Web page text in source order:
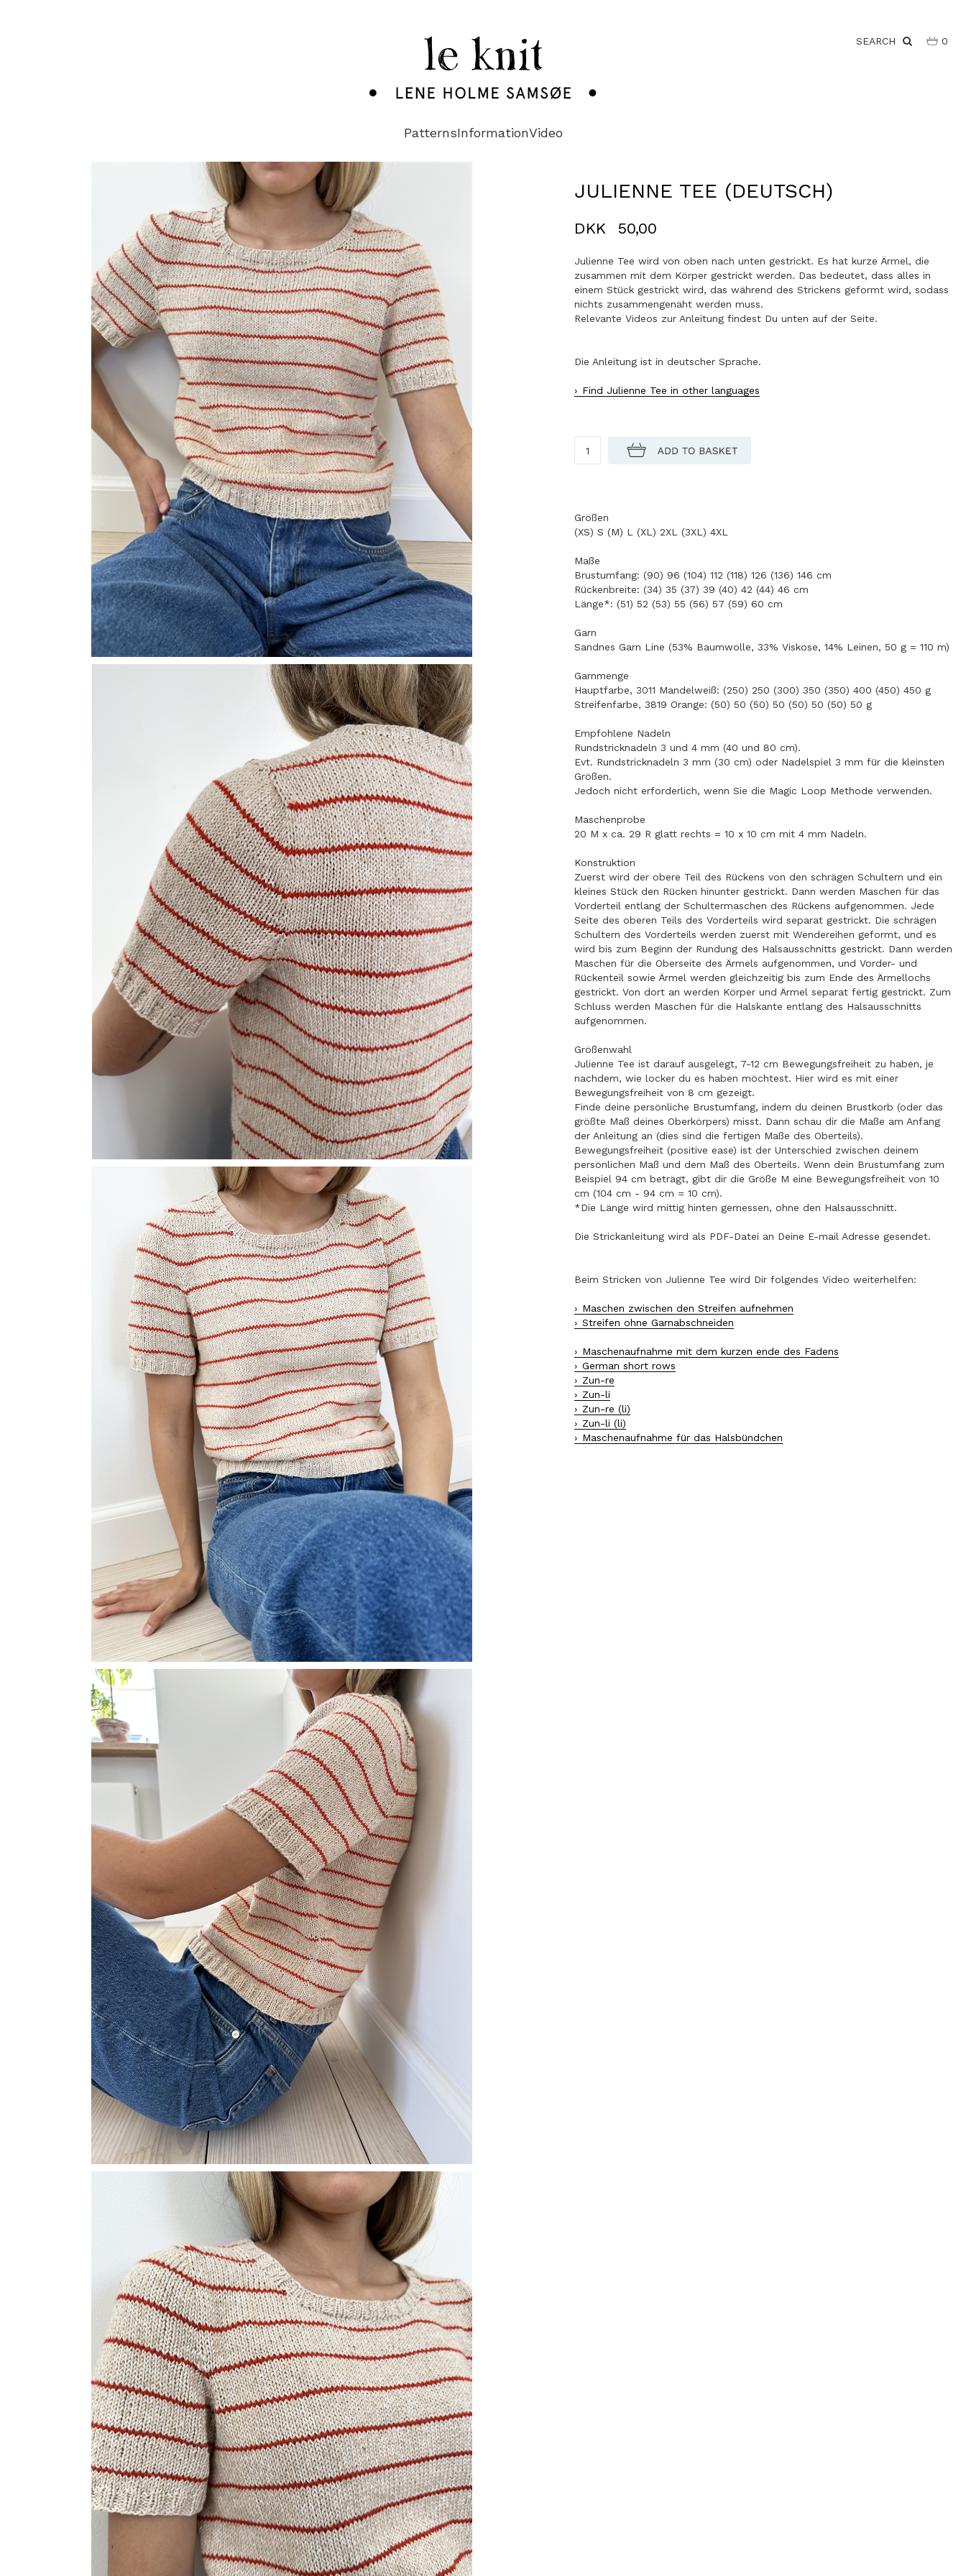
SEARCH 0
PatternsInformationVideo
JULIENNE TEE (DEUTSCH)
DKK 50,00
Julienne Tee wird von oben nach unten gestrickt. Es hat kurze Ärmel, die
zusammen mit dem Körper gestrickt werden. Das bedeutet, dass alles in
einem Stück gestrickt wird, das während des Strickens geformt wird, sodass
nichts zusammengenäht werden muss.
Relevante Videos zur Anleitung findest Du unten auf der Seite.
Die Anleitung ist in deutscher Sprache.
Find Julienne Tee in other languages
Größen
(XS) S (M) L (XL) 2XL (3XL) 4XL
Maße
Brustumfang: (90) 96 (104) 112 (118) 126 (136) 146 cm
Rückenbreite: (34) 35 (37) 39 (40) 42 (44) 46 cm
Länge*: (51) 52 (53) 55 (56) 57 (59) 60 cm
Garn
Sandnes Garn Line (53% Baumwolle, 33% Viskose, 14% Leinen, 50 g = 110 m)
Garnmenge
Hauptfarbe, 3011 Mandelweiß: (250) 250 (300) 350 (350) 400 (450) 450 g
Streifenfarbe, 3819 Orange: (50) 50 (50) 50 (50) 50 (50) 50 g
Empfohlene Nadeln
Rundstricknadeln 3 und 4 mm (40 und 80 cm).
Evt. Rundstricknadeln 3 mm (30 cm) oder Nadelspiel 3 mm für die kleinsten
Größen.
Jedoch nicht erforderlich, wenn Sie die Magic Loop Methode verwenden.
Maschenprobe
20 M x ca. 29 R glatt rechts = 10 x 10 cm mit 4 mm Nadeln.
Konstruktion
Zuerst wird der obere Teil des Rückens von den schrägen Schultern und ein
kleines Stück den Rücken hinunter gestrickt. Dann werden Maschen für das
Vorderteil entlang der Schultermaschen des Rückens aufgenommen. Jede
Seite des oberen Teils des Vorderteils wird separat gestrickt. Die schrägen
Schultern des Vorderteils werden zuerst mit Wendereihen geformt, und es
wird bis zum Beginn der Rundung des Halsausschnitts gestrickt. Dann werden
Maschen für die Oberseite des Ärmels aufgenommen, und Vorder- und
Rückenteil sowie Ärmel werden gleichzeitig bis zum Ende des Ärmellochs
gestrickt. Von dort an werden Körper und Ärmel separat fertig gestrickt. Zum
Schluss werden Maschen für die Halskante entlang des Halsausschnitts
aufgenommen.
Größenwahl
Julienne Tee ist darauf ausgelegt, 7-12 cm Bewegungsfreiheit zu haben, je
nachdem, wie locker du es haben möchtest. Hier wird es mit einer
Bewegungsfreiheit von 8 cm gezeigt.
Finde deine persönliche Brustumfang, indem du deinen Brustkorb (oder das
größte Maß deines Oberkörpers) misst. Dann schau dir die Maße am Anfang
der Anleitung an (dies sind die fertigen Maße des Oberteils).
Bewegungsfreiheit (positive ease) ist der Unterschied zwischen deinem
persönlichen Maß und dem Maß des Oberteils. Wenn dein Brustumfang zum
Beispiel 94 cm beträgt, gibt dir die Größe M eine Bewegungsfreiheit von 10
cm (104 cm - 94 cm = 10 cm).
*Die Länge wird mittig hinten gemessen, ohne den Halsausschnitt.
Die Strickanleitung wird als PDF-Datei an Deine E-mail Adresse gesendet.
Beim Stricken von Julienne Tee wird Dir folgendes Video weiterhelfen:
Maschen zwischen den Streifen aufnehmen
Streifen ohne Garnabschneiden
Maschenaufnahme mit dem kurzen ende des Fadens
German short rows
Zun-re
Zun-li
Zun-re (li)
Zun-li (li)
Maschenaufnahme für das Halsbündchen